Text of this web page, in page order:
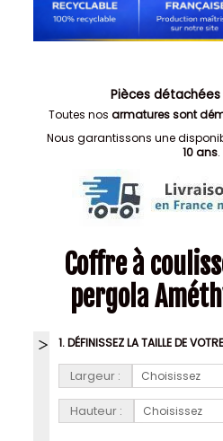
Pièces
Toutes nos armatures sont
Nous garantissons une
10 ans.
Coffre à
pergola
1. DÉFINISSEZ LA TAILLE DE
Largeur : Choisissez
Hauteur : Choisissez